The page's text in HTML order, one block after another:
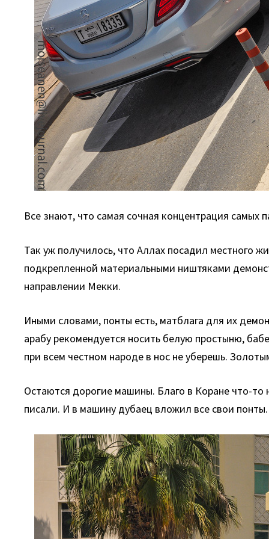
Все знают, что самая сочная концентрация самых
Так уж получилось, что Аллах посадил местного
подкрепленной материальными ништяками
направлении Мекки.
Иными словами, понты есть, матблага для их
арабу рекомендуется носить белую простыню,
при всем честном народе в нос не уберешь.
Остаются дорогие машины. Благо в Коране что-то
писали. И в машину дубаец вложил все свои